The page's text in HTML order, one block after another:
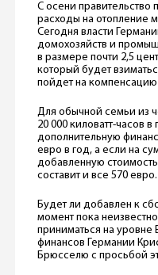
С осени правительство
расходы на отопление
Сегодня власти
домохозяйств и
в размере почти 2,5
который будет
пойдет на компенсацию
Для обычной семьи из
20 000 киловатт-часов
дополнительную
евро в год, а если на
добавленную
составит и все 570 евро.
Будет ли добавлен к
момент пока
приниматься на
финансов Германии
Брюсселю с просьбой